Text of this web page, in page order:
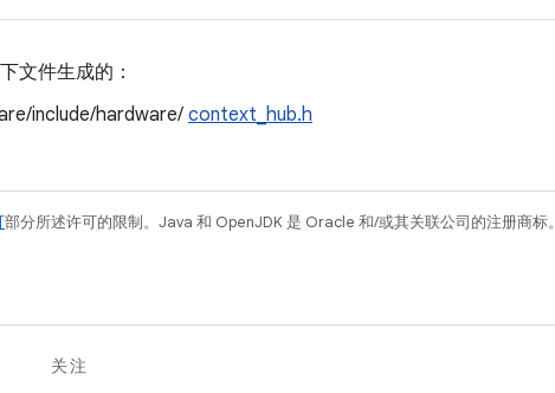
文件生成的：
include/hardware/ context_hub.h
部分所述许可的限制。Java 和 OpenJDK 是 Oracle 和/或其关联公司的注册商标。
关注